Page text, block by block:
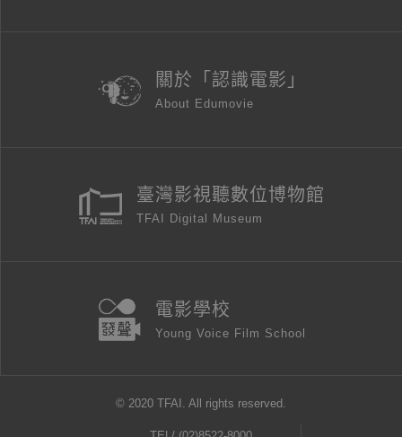
關於「認識電影」
About Edumovie
臺灣影視聽數位博物館
TFAI Digital Museum
電影學校
Young Voice Film School
© 2020 TFAI. All rights reserved.